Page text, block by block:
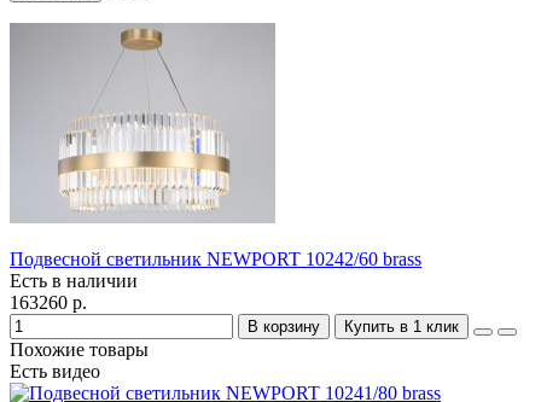
Подвесной светильник NEWPORT 10242/60 brass
Есть в наличии
163260 р.
В корзину Купить в 1 клик
Похожие товары
Есть видео